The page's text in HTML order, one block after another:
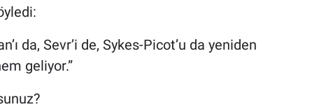
da, Sevr’i de, Sykes-Picot’u da yeniden
geliyor.”